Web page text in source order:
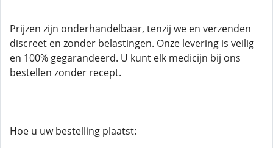
Prijzen zijn onderhandelbaar, tenzij we en verzenden
discreet en zonder belastingen. Onze levering is veilig
en 100% gegarandeerd. U kunt elk medicijn bij ons
bestellen zonder recept.
Hoe u uw bestelling plaatst: